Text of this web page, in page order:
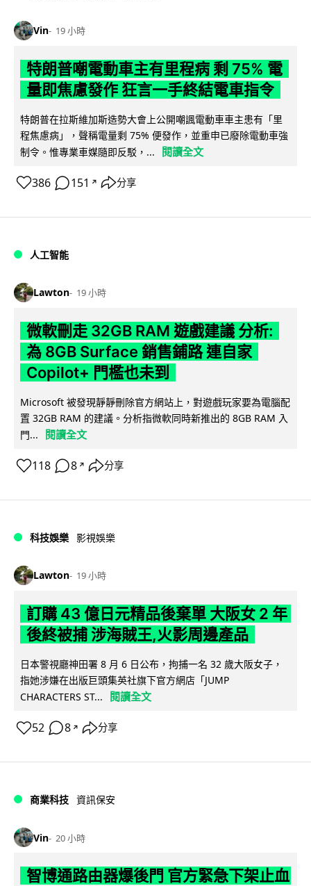
Vin 19 小時
特朗普嘲電動車主有里程病 剩 75% 電
量即焦慮發作 狂言一手終結電車指令
特朗普在拉斯維加斯造勢大會上公開嘲諷電動車車主患有「里
程焦慮病」，聲稱電量剩 75% 便發作，並重申已廢除電動車強
制令。惟專業車媒隨即反駁，...
閱讀全文
386 151 ↗ 分享
人工智能
Lawton 19 小時
微軟刪走 32GB RAM 遊戲建議 分析:
為 8GB Surface 銷售鋪路 連自家
Copilot+ 門檻也未到
Microsoft 被發現靜靜刪除官方網站上，對遊戲玩家要為電腦配
置 32GB RAM 的建議。分析指微軟同時新推出的 8GB RAM 入
門...
閱讀全文
118 8 ↗ 分享
科技娛樂 影視娛樂
Lawton 19 小時
訂購 43 億日元精品後棄單 大阪女 2 年
後終被捕 涉海賊王,火影周邊產品
日本警視廳神田署 8 月 6 日公布，拘捕一名 32 歲大阪女子，
指她涉嫌在出版巨頭集英社旗下官方網店「JUMP
CHARACTERS ST...
閱讀全文
52 8 ↗ 分享
商業科技 資訊保安
Vin 20 小時
智博通路由器爆後門 官方緊急下架止血